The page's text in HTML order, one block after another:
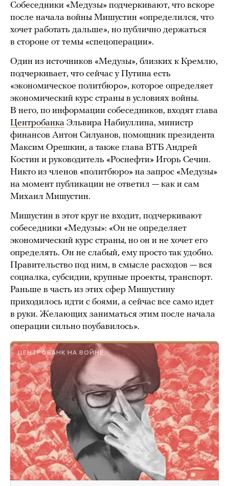
Собеседники «Медузы» подчеркивают, что вскоре
после начала войны Мишустин «определился, что
хочет работать дальше», но публично держаться
в стороне от темы «спецоперации».
Один из источников «Медузы», близких к Кремлю,
подчеркивает, что сейчас у Путина есть
«экономическое политбюро», которое определяет
экономический курс страны в условиях войны.
В него, по информации собеседников, входят глава
Центробанка Эльвира Набиуллина, министр
финансов Антон Силуанов, помощник президента
Максим Орешкин, а также глава ВТБ Андрей
Костин и руководитель «Роснефти» Игорь Сечин.
Никто из членов «политбюро» на запрос «Медузы»
на момент публикации не ответил — как и сам
Михаил Мишустин.
Мишустин в этот круг не входит, подчеркивают
собеседники «Медузы»: «Он не определяет
экономический курс страны, но он и не хочет его
определять. Он не слабый, ему просто так удобно.
Правительство под ним, в смысле расходов — вся
социалка, субсидии, крупные проекты, транспорт.
Раньше в часть из этих сфер Мишустину
приходилось идти с боями, а сейчас все само идет
в руки. Желающих заниматься этим после начала
операции сильно поубавилось».
ЦЕНТРОБАНК НА ВОЙНЕ